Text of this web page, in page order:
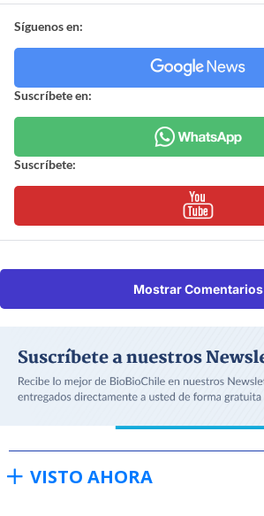
Síguenos en:
Suscríbete en:
Suscríbete:
Mostrar Comentarios
VISTO AHORA